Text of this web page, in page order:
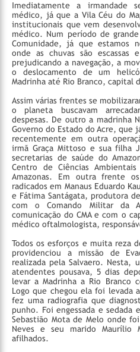
Imediatamente a irmandade
médico, já que a Vila Céu do
institucionais que vem
médico. Num período de
Comunidade, já que estamos
onde as chuvas são
prejudicando a navegação, a
o deslocamento de um
Madrinha até Rio Branco, capital
Assim várias frentes se
o planeta buscavam
despesas. De outro a madrinha
Governo do Estado do Acre, que
recentemente em outra
irmã Graça Mittoso e sua filha
secretarias de saúde do
Centro de Ciências
Amazonas. Em outra frente
radicados em Manaus Eduardo
e Fátima Santágata, produtora
com o Comando Militar da
comunicação do CMA e com o
médico oftalmologista,
Todos os esforços e muita reza
providenciou a missão de
realizada pela Salvaero. Nesta,
atendentes pousava, 5 dias
levar a Madrinha a Rio Branco
Logo que chegou ela foi levada
fez uma radiografia que
punho. Foi engessada e sedada
Sebastião Mota de Melo onde
Neves e seu marido Maurílio
afilhados.